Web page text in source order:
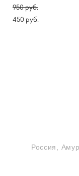
950 pуб.
450 pуб.
Россия,